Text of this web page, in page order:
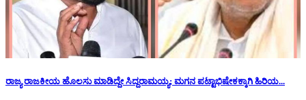
ರಾಜ್ಯ ರಾಜಕೀಯ ಹೊಲಸು ಮಾಡಿದ್ದೇ ಸಿದ್ದರಾಮಯ್ಯ; ಮಗನ ಪಟ್ಟಾಭಿಷೇಕಕ್ಕಾಗಿ ಹಿರಿಯ...